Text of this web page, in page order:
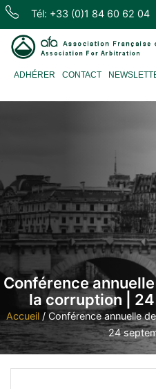
Skip
content
Tél: +33 (0)1 84 60 62 04
d'Arbitrage
ADHÉRER CONTACT
Conférence annuelle
la corruption |
Accueil/ Conférence annuelle
24